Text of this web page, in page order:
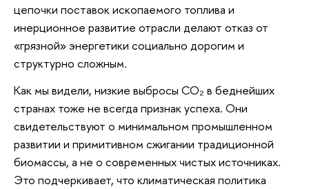
цепочки поставок ископаемого топлива и
инерционное развитие отрасли делают отказ от
«грязной» энергетики социально дорогим и
структурно сложным.
Как мы видели, низкие выбросы СО₂ в беднейших
странах тоже не всегда признак успеха. Они
свидетельствуют о минимальном промышленном
развитии и примитивном сжигании традиционной
биомассы, а не о современных чистых источниках.
Это подчеркивает, что климатическая политика